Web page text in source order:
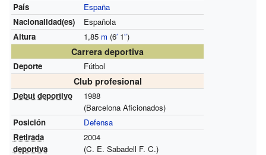
País
España
Nacionalidad(es)
Española
Altura
1,85 m (6′1″)
Carrera deportiva
Deporte Fútbol
Club profesional
Debut deportivo
1988
(Barcelona Aficionados)
Posición
Defensa
Retirada
deportiva
2004
(C. E. Sabadell F. C.)